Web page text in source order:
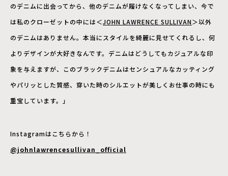
のデニムに出会ってから、他のデニムが履けなくなってしまい、今で
は私のクローゼットの中には＜JOHN LAWRENCE SULLIVAN＞以外
のデニムはありません。本当にスタイルを綺麗に見せてくれるし、何
よりデザインが大好きなんです。デニムはどうしてもカジュアルな印
象を与えますが、このブラックデニムはセンシュアルなカッティング
やパリッとした質感、穿いた時のシルエットが美しくお仕事の時にも
重宝しています。」
Instagramはこちらから！
@johnlawrencesullivan_official